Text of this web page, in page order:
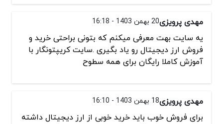
مهدی پرویزی20 بهمن 1403 - 16:18
یه سایت بهت معرفی میکنم که بتونی براحتی خرید و
فروش ارز دیجیتال رو یاد بگیری .سایت کریپتونگار با
آموزش کاملا رایگان برای همه سطوح
مهدی پرویزی18 بهمن 1403 - 16:10
برای فروش خوب باید خرید خوبی از ارز دیجیتال داشته